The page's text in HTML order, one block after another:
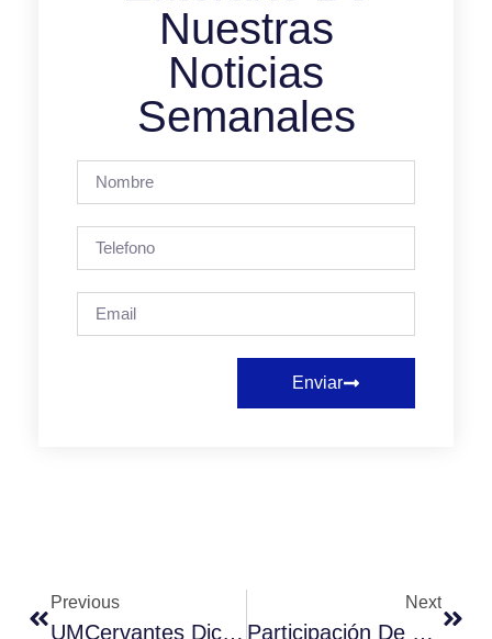
Nuestras
Noticias
Semanales
Enviar
Previous
UMCervantes Dicta Charla De Contratos Laborales A Estudiantes En Quilicura
Next
Participación De La Universidad Miguel De Cervantes En La Feria Laboral 2023 De Quinta Normal